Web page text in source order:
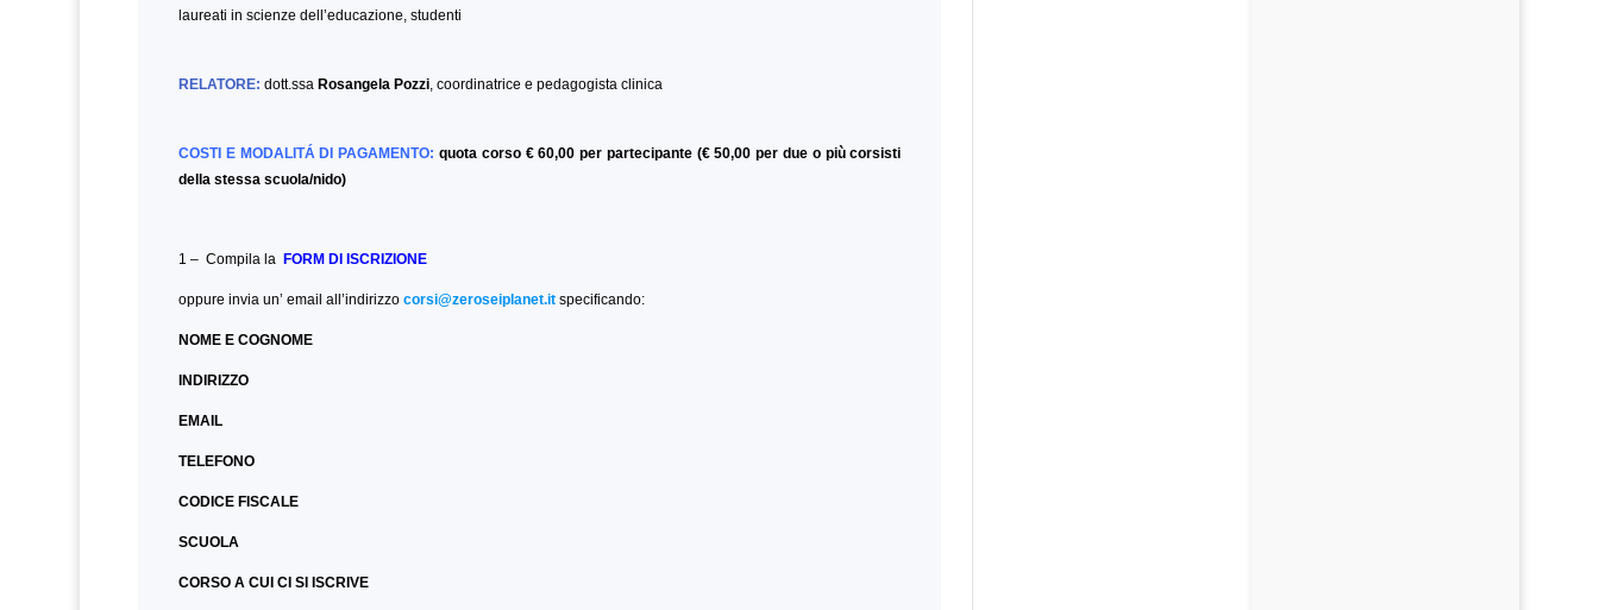
laureati in scienze dell’educazione,studenti
RELATORE: dott.ssa Rosangela Pozzi, coordinatrice e pedagogista clinica
COSTI E MODALITÁ DI PAGAMENTO: quota corso € 60,00 per partecipante (€ 50,00 per due o più corsisti
della stessa scuola/nido)
1 – Compila la FORM DI ISCRIZIONE
oppure invia un’ email all’indirizzocorsi@zeroseiplanet.it specificando:
NOME E COGNOME
INDIRIZZO
EMAIL
TELEFONO
CODICE FISCALE
SCUOLA
CORSO A CUI CI SI ISCRIVE